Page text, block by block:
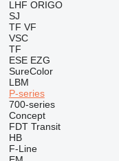
LHF ORIGO
SJ
TF VF
VSC
TF
ESE EZG
SureColor
LBM
P-series
700-series
Concept
FDT Transit
HB
F-Line